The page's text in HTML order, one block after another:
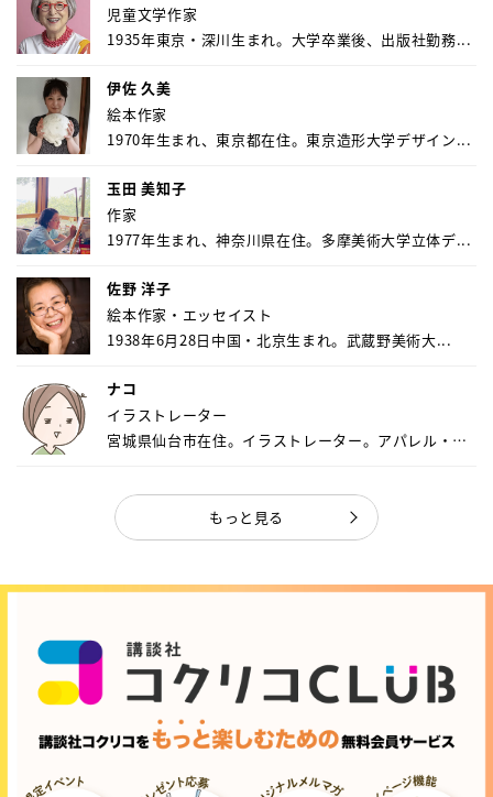
児童文学作家
1935年東京・深川生まれ。大学卒業後、出版社勤務...
伊佐 久美
絵本作家
1970年生まれ、東京都在住。東京造形大学デザイン...
玉田 美知子
作家
1977年生まれ、神奈川県在住。多摩美術大学立体デ...
佐野 洋子
絵本作家・エッセイスト
1938年6月28日中国・北京生まれ。武蔵野美術大...
ナコ
イラストレーター
宮城県仙台市在住。イラストレーター。アパレル・キ
もっと見る